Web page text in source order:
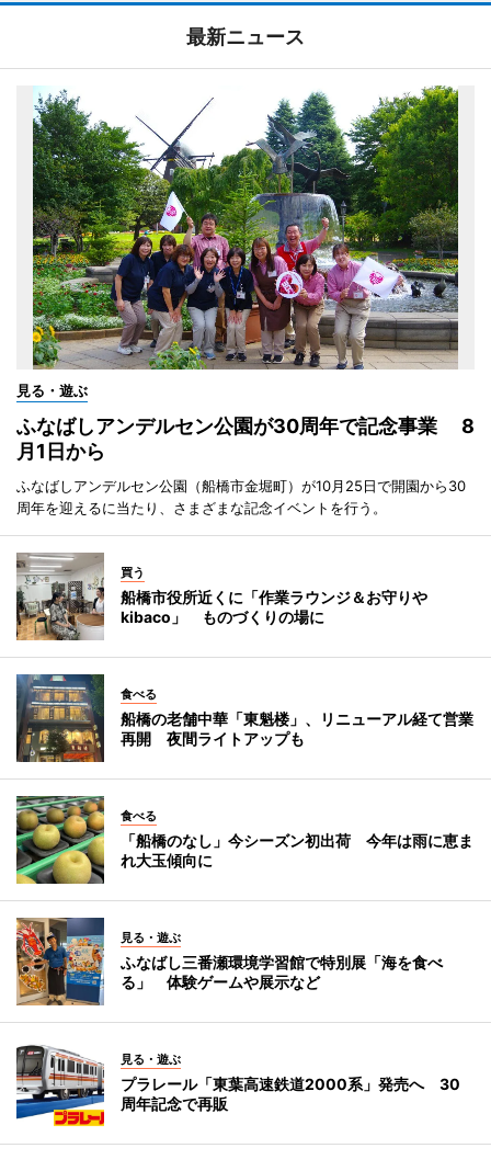
最新ニュース
見る・遊ぶ
ふなばしアンデルセン公園が30周年で記念事業 8
月1日から
ふなばしアンデルセン公園（船橋市金堀町）が10月25日で開園から30
周年を迎えるに当たり、さまざまな記念イベントを行う。
買う
船橋市役所近くに「作業ラウンジ＆お守りや
kibaco」 ものづくりの場に
食べる
船橋の老舗中華「東魁楼」、リニューアル経て営業
再開 夜間ライトアップも
食べる
「船橋のなし」今シーズン初出荷 今年は雨に恵ま
れ大玉傾向に
見る・遊ぶ
ふなばし三番瀬環境学習館で特別展「海を食べ
る」 体験ゲームや展示など
見る・遊ぶ
プラレール「東葉高速鉄道2000系」発売へ 30
周年記念で再販